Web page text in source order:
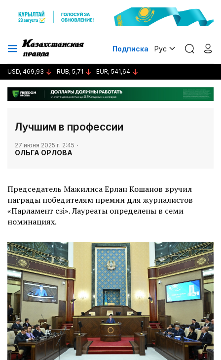
Подписка Рус
USD, 469,93 RUB, 5,71 EUR, 541,64
Лучшим в профессии
27 июня 2025 г. 2:45
ОЛЬГА ОРЛОВА
Председатель Мажилиса Ерлан Кошанов вручил
награды победителям премии для журналистов
«Парламент сөзі». Лауреаты определены в семи
номинациях.